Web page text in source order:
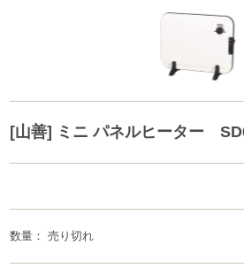
[山善] ミニ パネルヒーター
数量： 売り切れ